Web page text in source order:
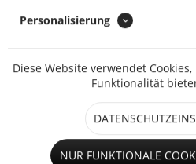
Fensters bzw. der Tür.
VERSANDOPTION :
Personalisierung
Diese Website verwendet
Funktionalität
NUR FUNKTIONALE